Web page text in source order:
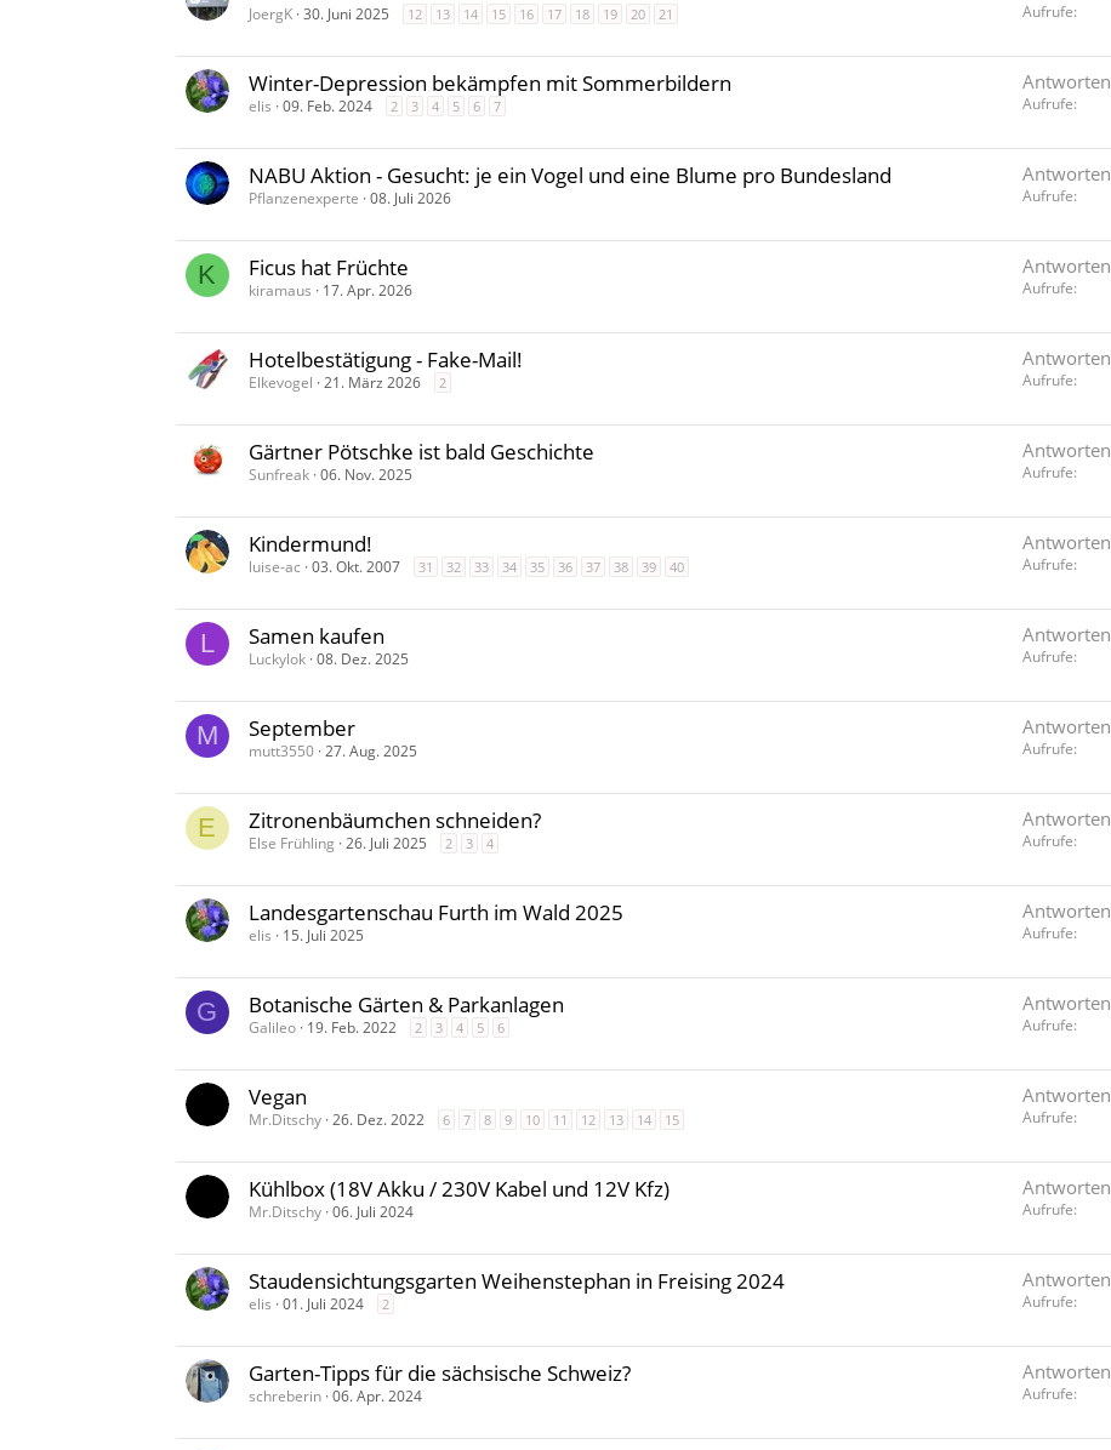
JoergK 30. Juni 2025 12 13 14 15 16 17 18 19 20 21 Aufrufe
Winter-Depression bekämpfen mit Sommerbildern
elis 09. Feb. 2024 2 3 4 5 6 7
Antworten
Aufrufe
NABU Aktion - Gesucht: je ein Vogel und eine Blume pro Bundesland
Pflanzenexperte 08. Juli 2026
Antworten
Aufrufe
K Ficus hat Früchte
kiramaus 17. Apr. 2026
Antworten
Aufrufe
Hotelbestätigung - Fake-Mail!
Elkevogel 21. März 2026 2
Antworten
Aufrufe
Gärtner Pötschke ist bald Geschichte
Sunfreak 06. Nov. 2025
Antworten
Aufrufe
Kindermund!
luise-ac 03. Okt. 2007 31 32 33 34 35 36 37 38 39 40
Antworten
Aufrufe
L Samen kaufen
Luckylok 08. Dez. 2025
Antworten
Aufrufe
M September
mutt3550 27. Aug. 2025
Antworten
Aufrufe
E Zitronenbäumchen schneiden?
Else Frühling 26. Juli 2025 2 3 4
Antworten
Aufrufe
Landesgartenschau Furth im Wald 2025
elis 15. Juli 2025
Antworten
Aufrufe
G Botanische Gärten & Parkanlagen
Galileo 19. Feb. 2022 2 3 4 5 6
Antworten
Aufrufe
Vegan
Mr.Ditschy 26. Dez. 2022 6 7 8 9 10 11 12 13 14 15
Antworten
Aufrufe
Kühlbox (18V Akku / 230V Kabel und 12V Kfz)
Mr.Ditschy 06. Juli 2024
Antworten
Aufrufe
Staudensichtungsgarten Weihenstephan in Freising 2024
elis 01. Juli 2024 2
Antworten
Aufrufe
Garten-Tipps für die sächsische Schweiz?
schreberin 06. Apr. 2024
Antworten
Aufrufe